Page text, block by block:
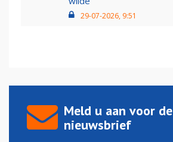
29-07-2026, 9:51
Meld u aan voor de
nieuwsbrief